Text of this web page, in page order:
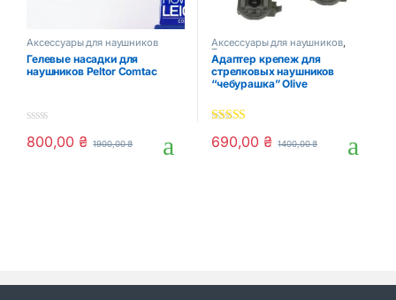
Аксессуары для наушников
Гелевые насадки для
наушников Peltor Comtac
0
o
800,00₴ 1900,00₴
Аксессуары для наушников,
Тактические аксессуары
Адаптер крепеж для
стрелковых наушников
“чебурашка” Olive
5.00out of 5
690,00₴ 1400,00₴